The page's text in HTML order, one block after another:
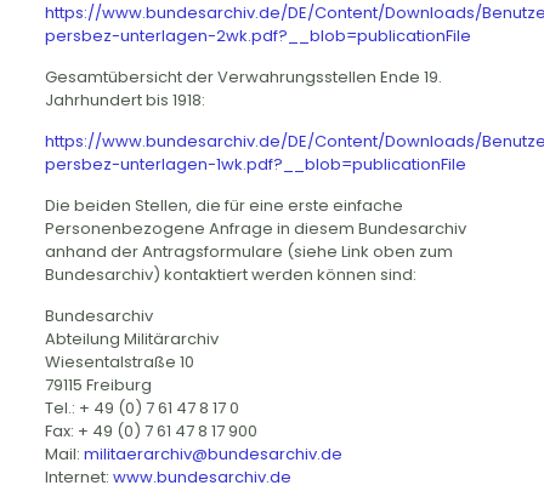
https://www.bundesarchiv.de/DE/Content/Downloads/
persbez-unterlagen-2wk.pdf?__blob=publicationFile
Gesamtübersicht der Verwahrungsstellen Ende 19.
Jahrhundert bis 1918:
https://www.bundesarchiv.de/DE/Content/Downloads/
persbez-unterlagen-1wk.pdf?__blob=publicationFile
Die beiden Stellen, die für eine erste einfache
Personenbezogene Anfrage in diesem Bundesarchiv
anhand der Antragsformulare (siehe Link oben zum
Bundesarchiv) kontaktiert werden können sind:
Bundesarchiv
Abteilung Militärarchiv
Wiesentalstraße 10
79115 Freiburg
Tel.: + 49 (0) 7 61 47 8 17 0
Fax: + 49 (0) 7 61 47 8 17 900
Mail: militaerarchiv@bundesarchiv.de
Internet: www.bundesarchiv.de